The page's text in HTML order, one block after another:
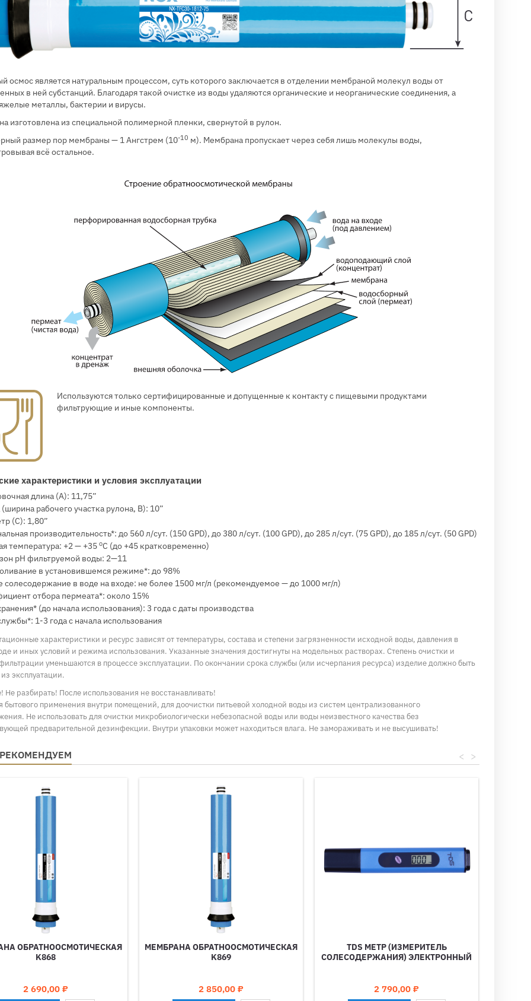
осмос является натуральным процессом, суть которого заключается в отделении мембраной молекул воды от
в ней субстанций. Благодаря такой очистке из воды удаляются органические и неорганические соединения, а
металлы, бактерии и вирусы.
изготовлена из специальной полимерной пленки, свернутой в рулон.
размер пор мембраны — 1 Ангстрем (10-10 м). Мембрана пропускает через себя лишь молекулы воды,
всё остальное.
Используются только сертифицированные и допущенные к контакту с пищевыми продуктами
фильтрующие и иные компоненты.
характеристики и условия эксплуатации
длина (A): 11,75”
рабочего участка рулона, B): 10”
(C): 1,80”
производительность*: до 560 л/сут. (150 GPD), до 380 л/сут. (100 GPD), до 285 л/сут. (75 GPD), до 185 л/сут. (50 GPD)
температура: +2 — +35 оС (до +45 кратковременно)
pH фильтруемой воды: 2—11
в установившемся режиме*: до 98%
в воде на входе: не более 1500 мг/л (рекомендуемое — до 1000 мг/л)
отбора пермеата*: около 15%
(до начала использования): 3 года с даты производства
1-3 года с начала использования
характеристики и ресурс зависят от температуры, состава и степени загрязненности исходной воды, давления в
и иных условий и режима использования. Указанные значения достигнуты на модельных растворах. Степень очистки и
уменьшаются в процессе эксплуатации. По окончании срока службы (или исчерпания ресурса) изделие должно быть
эксплуатации.
Не разбирать! После использования не восстанавливать!
бытового применения внутри помещений, для доочистки питьевой холодной воды из систем централизованного
Не использовать для очистки микробиологически небезопасной воды или воды неизвестного качества без
предварительной дезинфекции. Внутри упаковки может находиться влага. Не замораживать и не высушивать!
>
<
ОБРАТНООСМОТИЧЕСКАЯ
K868
Цена
2 690,00 ₽
МЕМБРАНА ОБРАТНООСМОТИЧЕСКАЯ
K869
Цена
2 850,00 ₽
TDS МЕТР (ИЗМЕРИТЕЛЬ
СОЛЕСОДЕРЖАНИЯ) ЭЛЕКТРОННЫЙ
Цена
2 790,00 ₽